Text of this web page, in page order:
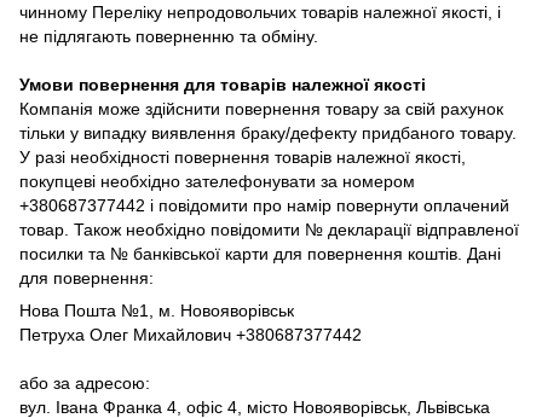
чинному Переліку непродовольчих товарів належної якості, і
не підлягають поверненню та обміну.
Умови повернення для товарів належної якості
Компанія може здійснити повернення товару за свій рахунок
тільки у випадку виявлення браку/дефекту придбаного товару.
У разі необхідності повернення товарів належної якості,
покупцеві необхідно зателефонувати за номером
+380687377442 і повідомити про намір повернути оплачений
товар. Також необхідно повідомити № декларації відправленої
посилки та № банківської карти для повернення коштів. Дані
для повернення:
Нова Пошта №1, м. Новояворівськ
Петруха Олег Михайлович +380687377442
або за адресою:
вул. Івана Франка 4, офіс 4, місто Новояворівськ, Львівська